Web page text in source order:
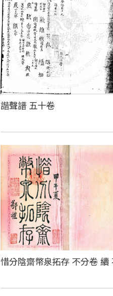
諧聲譜 五十卷
惜分陰齋幣泉拓存 不分卷 續